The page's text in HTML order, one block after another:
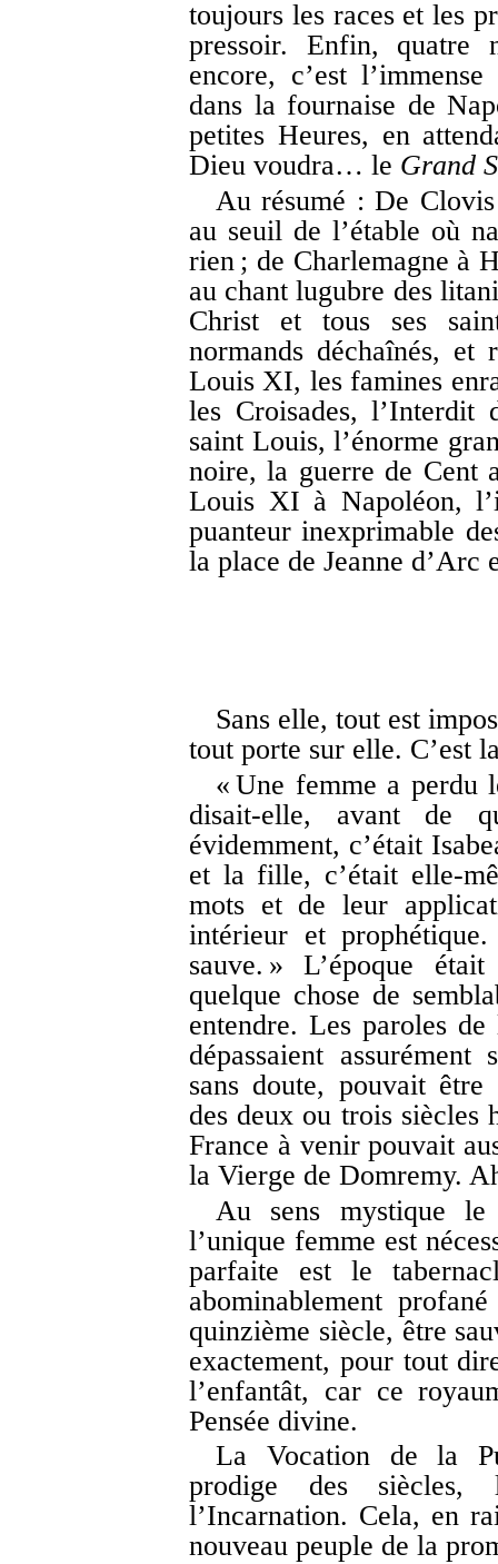
toujours les races et les
pressoir. Enfin, quatre
encore, c’est
dans la fournaise de
petites Heures, en
Dieu voudra… le Grand
Au résumé : De
au seuil de l’étable où
rien ; de Charlemagne à
au chant lugubre des
Christ et tous ses
normands déchaînés,
Louis XI, les famines
les Croisades, l’Interdit
saint Louis, l’énorme
noire, la guerre de Cent
Louis XI à Napoléon,
puanteur inexprimable
la place de Jeanne d’Arc
Sans elle, tout est
tout porte sur elle. C’est
« Une femme a perdu
disait-elle, avant de
évidemment, c’était
et la fille, c’était elle-
mots et de leur
intérieur et
sauve. » L’époque
quelque chose de
entendre. Les paroles
dépassaient
sans doute, pouvait être
des deux ou trois siècles
France à venir pouvait
la Vierge de Domremy.
Au sens mystique
l’unique femme est
parfaite est le
abominablement
quinzième siècle, être
exactement, pour tout
l’enfantât, car ce
Pensée divine.
La Vocation de la
prodige des
l’Incarnation. Cela, en
nouveau peuple de la